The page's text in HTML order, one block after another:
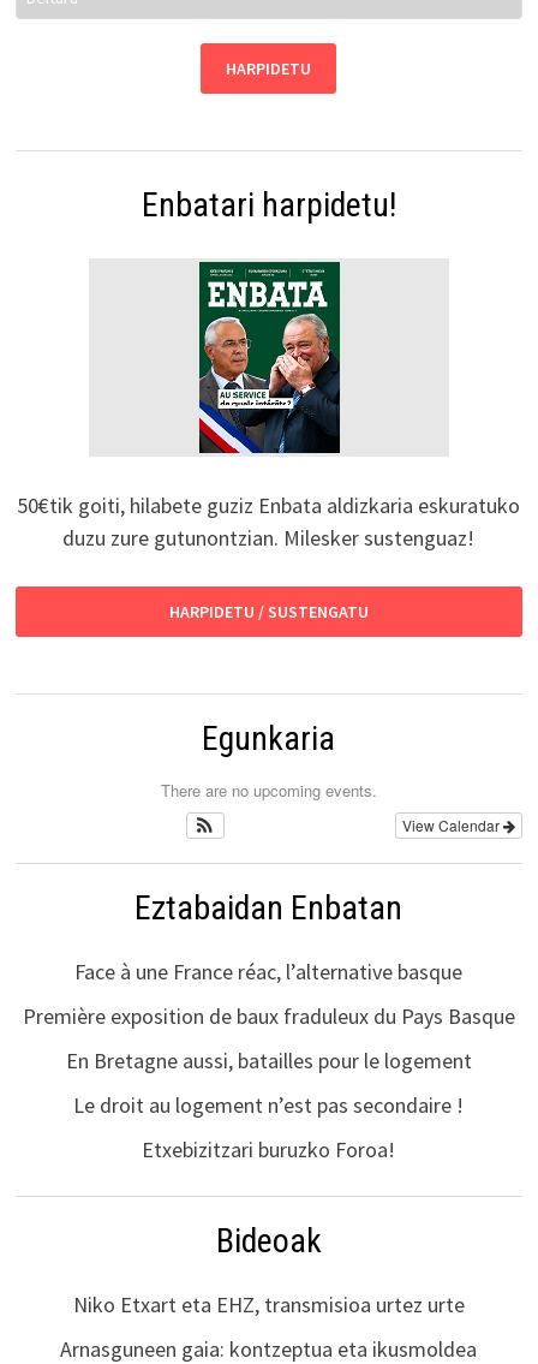
Enbatari harpidetu!
50€tik goiti, hilabete guziz Enbata aldizkaria eskuratuko
duzu zure gutunontzian. Milesker sustenguaz!
HARPIDETU / SUSTENGATU
Egunkaria
There are no upcoming events.
View Calendar
Eztabaidan Enbatan
Face à une France réac, l’alternative basque
Première exposition de baux fraduleux du Pays Basque
En Bretagne aussi, batailles pour le logement
Le droit au logement n’est pas secondaire !
Etxebizitzari buruzko Foroa!
Bideoak
Niko Etxart eta EHZ, transmisioa urtez urte
Arnasguneen gaia: kontzeptua eta ikusmoldea